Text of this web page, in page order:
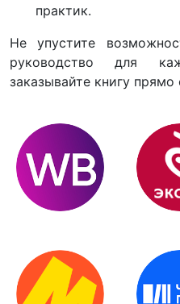
практик.
Не упустите
руководство для
заказывайте книгу